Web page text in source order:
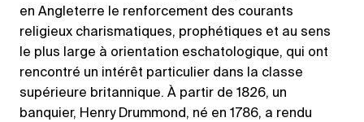
en Angleterre le renforcement des courants
religieux charismatiques, prophétiques et au sens
le plus large à orientation eschatologique, qui ont
rencontré un intérêt particulier dans la classe
supérieure britannique. À partir de 1826, un
banquier, Henry Drummond, né en 1786, a rendu